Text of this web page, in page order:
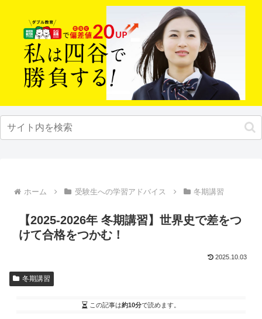
ホーム 受験生への学習アドバイス 冬期講習
【2025-2026年 冬期講習】世界史で差をつ
けて合格をつかむ！
2025.10.03
冬期講習
この記事は約10分で読めます。